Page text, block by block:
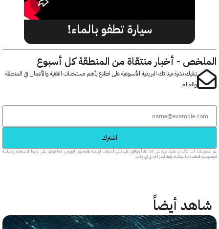
سيارة تطفو بالماء!
- أخبار منتقاة من المنطقة كل أسبوع
تبقيك نشرة مينا تك البريدية الأسبوعية على اطلاع بأهم مستجدات التقنية والأعمال في المنطقة
والعالم.
عبر تسجيلك، أنت تؤكد أن عمرك يزيد عن 18 عاماً وتوافق على تلقي النشرات البريدية والمحتوى الترويجي، كما توافق على شروط الاستخدام وسياسة
بنا. يمكنك إلغاء اشتراكك في أي وقت.
أيضاً